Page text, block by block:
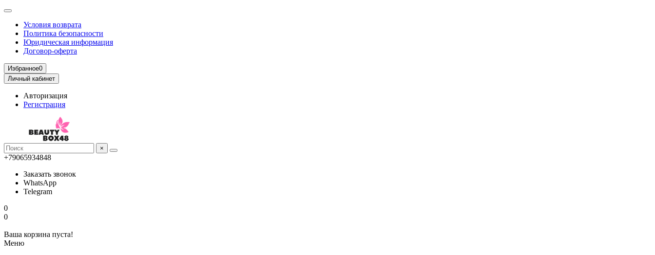
Условия возврата
Политика безопасности
Юридическая информация
Договор-оферта
Избранное0
Личный кабинет
Авторизация
Регистрация
×
+79065934848
Заказать звонок
WhatsApp
Telegram
0
0
Ваша корзина пуста!
Меню